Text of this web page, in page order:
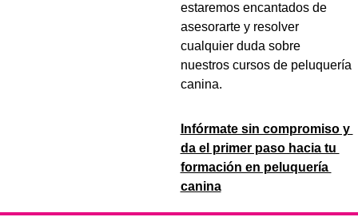
estaremos encantados de
asesorarte y resolver
cualquier duda sobre
nuestros cursos de peluquería
canina.
Infórmate sin compromiso y
da el primer paso hacia tu
formación en peluquería
canina